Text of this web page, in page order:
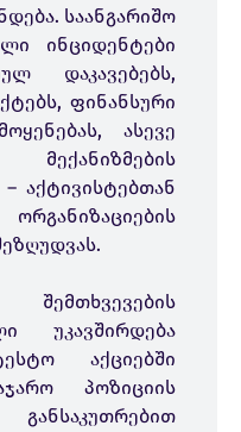
საანგარიშო
ინციდენტები
დაკავებებს,
ფინანსური
ასევე
მექანიზმების
აქტივისტებთან
უკავშირდება
აქციებში
პოზიციის